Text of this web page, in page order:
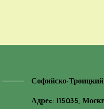
Софийско-
Адреc: 115035,